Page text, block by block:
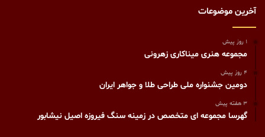
آخرین موضوعات
1 روز پیش
مجموعه هنری میناکاری زهرونی
4 روز پیش
دومین جشنواره ملی طراحی طلا و جواهر ایران
3 هفته پیش
گهرسا مجموعه ای متخصص در زمینه سنگ فیروزه اصیل نیشابور